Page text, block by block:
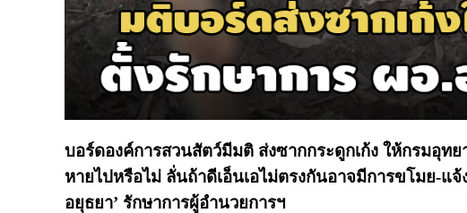
บอร์ดองค์การสวนสัตว์มีมติ ส่งซากกระดูกเก้ง ให้กรมอุท
หายไปหรือไม่ ลั่นถ้าดีเอ็นเอไม่ตรงกันอาจมีการขโมย-แ
อยุธยา’ รักษาการผู้อำนวยการฯ